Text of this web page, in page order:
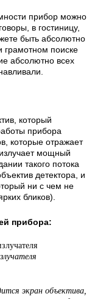
прибор можно
в гостиницу,
быть абсолютно
грамотном поиске
абсолютно всех
который
прибора
которые отражает
мощный
такого потока
детектора, и
ни с чем не
бликов).
прибора:
экран объектива,